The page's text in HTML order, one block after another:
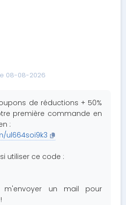
08-08-2026
de réductions + 50%
première commande en
:
ul664soi9k3
utiliser ce code :
m'envoyer un mail pour